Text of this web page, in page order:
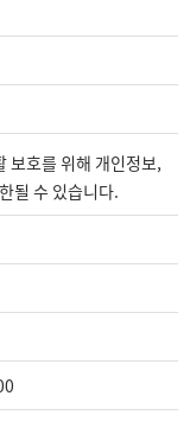
될 수 있습니다.